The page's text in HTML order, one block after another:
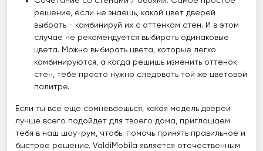
решение, если не знаешь, какой цвет дверей
выбрать - комбинируй их с оттенком стен. И в этом
случае не рекомендуется выбирать одинаковые
цвета. Можно выбирать цвета, которые легко
комбинируются, а когда решишь изменить оттенок
стен, тебе просто нужно следовать той же цветовой
палитре.
Если ты все еще сомневаешься, какая модель дверей
лучше всего подойдет для твоего дома, приглашаем
тебя в наш шоу-рум, чтобы помочь принять правильное и
быстрое решение. ValdiMobila является отечественным